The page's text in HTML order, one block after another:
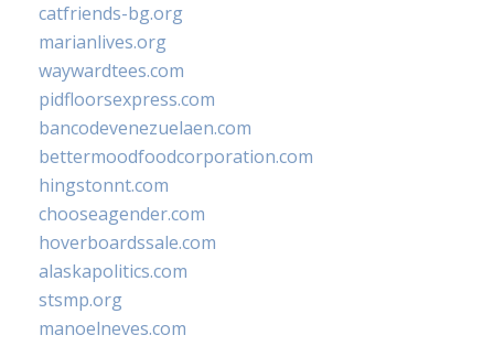
catfriends-bg.org
marianlives.org
waywardtees.com
pidfloorsexpress.com
bancodevenezuelaen.com
bettermoodfoodcorporation.com
hingstonnt.com
chooseagender.com
hoverboardssale.com
alaskapolitics.com
stsmp.org
manoelneves.com